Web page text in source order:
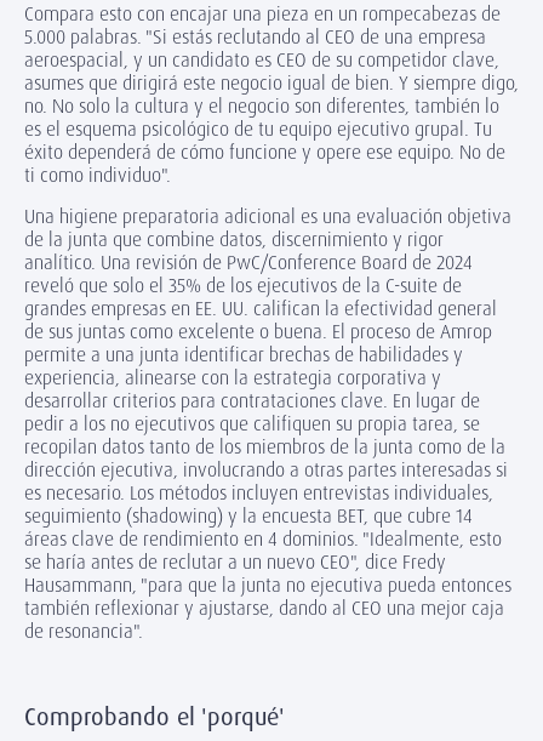
Compara esto con encajar una pieza en un rompecabezas de
5.000 palabras. "Si estás reclutando al CEO de una empresa
aeroespacial, y un candidato es CEO de su competidor clave,
asumes que dirigirá este negocio igual de bien. Y siempre digo,
no. No solo la cultura y el negocio son diferentes, también lo
es el esquema psicológico de tu equipo ejecutivo grupal. Tu
éxito dependerá de cómo funcione y opere ese equipo. No de
ti como individuo".
Una higiene preparatoria adicional es una evaluación objetiva
de la junta que combine datos, discernimiento y rigor
analítico. Una revisión de PwC/Conference Board de 2024
reveló que solo el 35% de los ejecutivos de la C-suite de
grandes empresas en EE. UU. califican la efectividad general
de sus juntas como excelente o buena. El proceso de Amrop
permite a una junta identificar brechas de habilidades y
experiencia, alinearse con la estrategia corporativa y
desarrollar criterios para contrataciones clave. En lugar de
pedir a los no ejecutivos que califiquen su propia tarea, se
recopilan datos tanto de los miembros de la junta como de la
dirección ejecutiva, involucrando a otras partes interesadas si
es necesario. Los métodos incluyen entrevistas individuales,
seguimiento (shadowing) y la encuesta BET, que cubre 14
áreas clave de rendimiento en 4 dominios. "Idealmente, esto
se haría antes de reclutar a un nuevo CEO", dice Fredy
Hausammann, "para que la junta no ejecutiva pueda entonces
también reflexionar y ajustarse, dando al CEO una mejor caja
de resonancia".
Comprobando el 'porqué'